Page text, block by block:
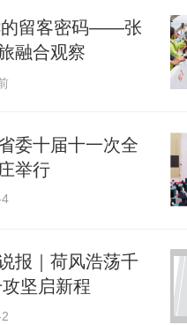
，持续释放夜间消费
合方面，石家庄将
堂”，推出本土戏曲
沉浸式戏剧等多
光影水秀、沉浸式
舞大赛等群众性体
夜游”“夜娱”“夜读”“
的留客密码——张
融合观察
委十届十一次全
举行
报｜荷风浩荡千
坚启新程